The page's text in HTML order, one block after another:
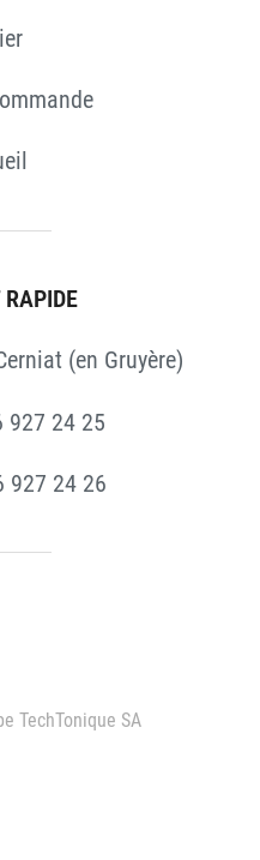
(en Gruyère)
927 24 25
927 24 26
TechTonique SA